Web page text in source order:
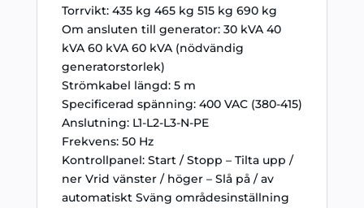
Torrvikt: 435 kg 465 kg 515 kg 690 kg
Om ansluten till generator: 30 kVA 40
kVA 60 kVA 60 kVA (nödvändig
generatorstorlek)
Strömkabel längd: 5 m
Specificerad spänning: 400 VAC (380-415)
Anslutning: L1-L2-L3-N-PE
Frekvens: 50 Hz
Kontrollpanel: Start / Stopp – Tilta upp /
ner Vrid vänster / höger – Slå på / av
automatiskt Sväng områdesinställning